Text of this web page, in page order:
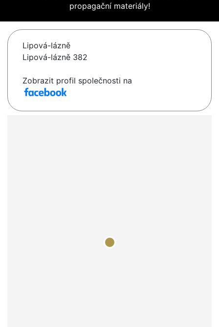
propagační materiály!
Lipová-lázně
Lipová-lázně 382
Zobrazit profil společnosti na